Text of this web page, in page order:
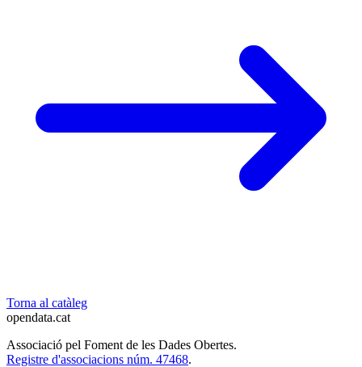
Torna al catàleg
opendata.cat
Associació pel Foment de les Dades Obertes.
Registre d'associacions núm. 47468.